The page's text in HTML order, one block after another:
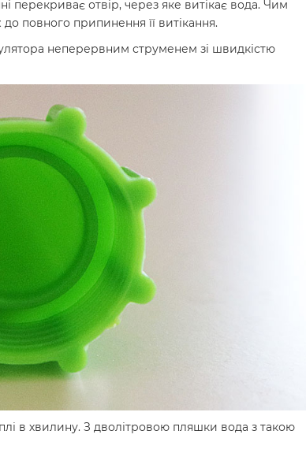
перекриває отвір, через яке витікає вода. Чим
повного припинення її витікання.
неперервним струменем зі швидкістю
в хвилину. З дволітровою пляшки вода з такою